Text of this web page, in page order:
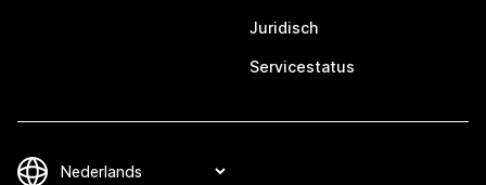
Juridisch
Servicestatus